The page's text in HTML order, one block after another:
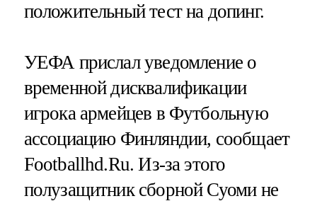
положительный тест на допинг.
УЕФА прислал уведомление о
временной дисквалификации
игрока армейцев в Футбольную
ассоциацию Финляндии, сообщает
Footballhd.Ru. Из-за этого
полузащитник сборной Суоми не